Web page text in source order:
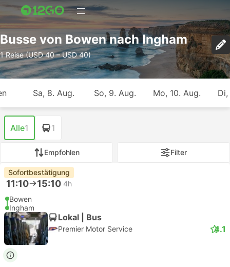
Busse von Bowen nach Ingham
1 Reise (USD 40 – USD 40)
Sa, 8. Aug. So, 9. Aug. Mo, 10. Aug. Di,
Alle1 1
Empfohlen Filter
Sofortbestätigung
11:10 15:10 4h
Bowen
Ingham
Lokal | Bus
Premier Motor Service 4.1